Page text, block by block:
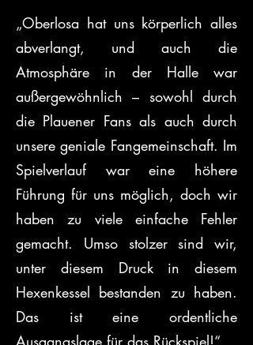
„Oberlosa hat uns körperlich alles
abverlangt, und auch die
Atmosphäre in der Halle war
außergewöhnlich – sowohl durch
die Plauener Fans als auch durch
unsere geniale Fangemeinschaft. Im
Spielverlauf war eine höhere
Führung für uns möglich, doch wir
haben zu viele einfache Fehler
gemacht. Umso stolzer sind wir,
unter diesem Druck in diesem
Hexenkessel bestanden zu haben.
Das ist eine ordentliche
Ausgangslage für das Rückspiel!“